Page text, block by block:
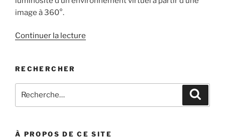
image à 360°.
Continuer la lecture
Image
RECHERCHER
pour
À PROPOS DE CE SITE